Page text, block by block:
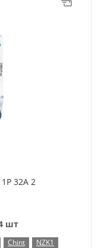
32А 2
шт
Chint
NZK1